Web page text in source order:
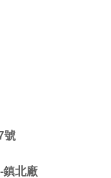
號
鎮北廠